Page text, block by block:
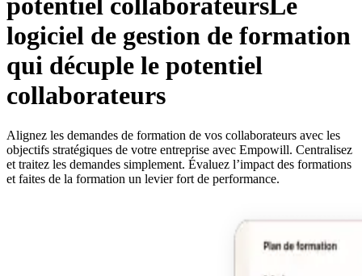
potentiel collaborateursLe
logiciel de gestion de formation
qui décuple le potentiel
collaborateurs
Alignez les demandes de formation de vos collaborateurs avec les
objectifs stratégiques de votre entreprise avec Empowill. Centralisez
et traitez les demandes simplement. Évaluez l’impact des formations
et faites de la formation un levier fort de performance.